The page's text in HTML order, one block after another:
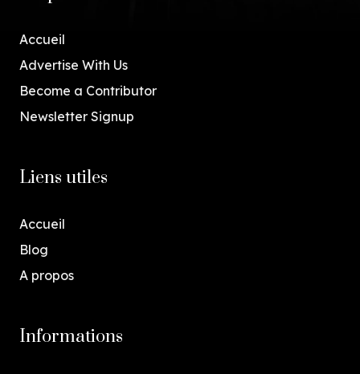
Accueil
Advertise With Us
Become a Contributor
Newsletter Signup
Liens utiles
Accueil
Blog
A propos
Informations